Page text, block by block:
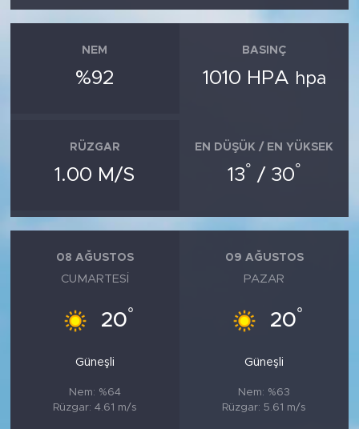
NEM
%92
BASINÇ
1010 HPA hpa
RÜZGAR
1.00 M/S
EN DÜŞÜK / EN YÜKSEK
13° / 30°
08 AĞUSTOS
CUMARTESI
20°
Güneşli
Nem: %64
Rüzgar: 4.61 m/s
09 AĞUSTOS
PAZAR
20°
Güneşli
Nem: %63
Rüzgar: 5.61 m/s